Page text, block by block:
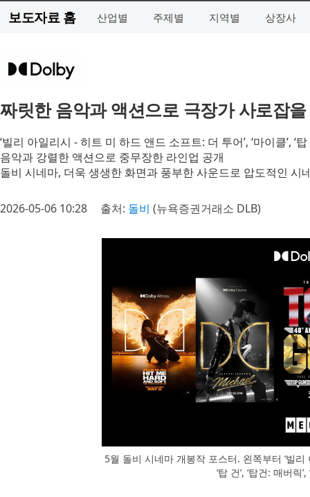
보도자료 홈 산업별 주제별 지역별 상장사
짜릿한 음악과 액션으로 극장가 사로잡
‘빌리 아일리시 - 히트 미 하드 앤드 소프트: 더 투어’, ‘마이클’, ‘
음악과 강렬한 액션으로 중무장한 라인업 공개
돌비 시네마, 더욱 생생한 화면과 풍부한 사운드로 압도적인 시
2026-05-06 10:28 출처: 돌비 (뉴욕증권거래소 DLB)
5월 돌비 시네마 개봉작 포스터. 왼쪽부터 ‘빌리
‘탑 건’, ‘탑건: 매버릭